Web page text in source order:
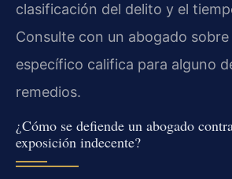
clasificación del delito y el
Consulte con un abogado sobre
específico califica para alguno
remedios.
¿Cómo se defiende un abogado
exposición indecente?